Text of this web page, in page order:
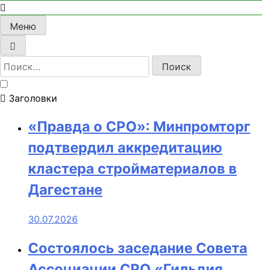
Меню
Найти:
Заголовки
«Правда о СРО»: Минпромторг
подтвердил аккредитацию
кластера стройматериалов в
Дагестане
30.07.2026
Состоялось заседание Совета